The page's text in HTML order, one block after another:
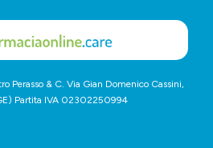
Perasso & C. Via Gian Domenico Cassini,
Partita IVA 02302250994